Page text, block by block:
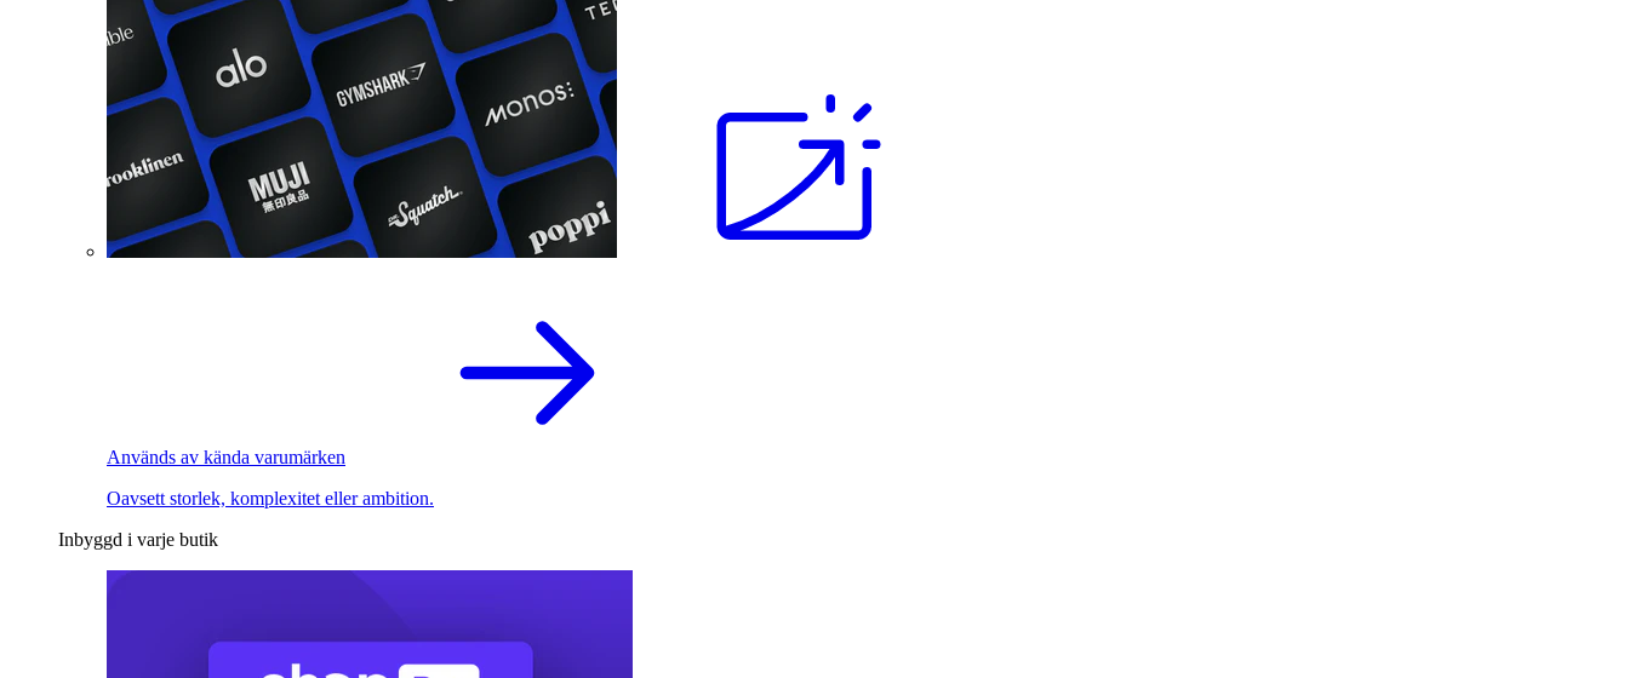
Används av kända varumärken
Oavsett storlek, komplexitet eller ambition.
Inbyggd i varje butik